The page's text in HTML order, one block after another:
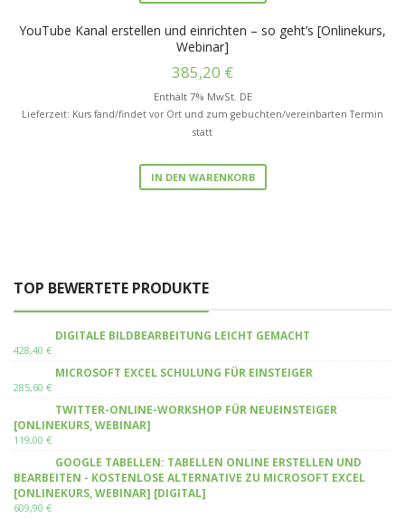
YouTube Kanal erstellen und einrichten – so geht’s [Onlinekurs,
Webinar]
385,20 €
Enthält 7% MwSt. DE
Lieferzeit: Kurs fand/findet vor Ort und zum gebuchten/vereinbarten Termin
statt
IN DEN WARENKORB
TOP BEWERTETE PRODUKTE
DIGITALE BILDBEARBEITUNG LEICHT GEMACHT
428,40 €
MICROSOFT EXCEL SCHULUNG FÜR EINSTEIGER
285,60 €
TWITTER-ONLINE-WORKSHOP FÜR NEUEINSTEIGER
[ONLINEKURS, WEBINAR]
119,00 €
GOOGLE TABELLEN: TABELLEN ONLINE ERSTELLEN UND
BEARBEITEN - KOSTENLOSE ALTERNATIVE ZU MICROSOFT EXCEL
[ONLINEKURS, WEBINAR] [DIGITAL]
609,90 €